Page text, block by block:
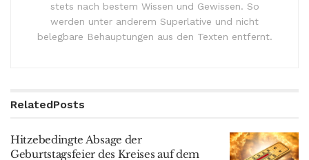
stets nach bestem Wissen und Gewissen. So
werden unter anderem Superlative und nicht
belegbare Behauptungen aus den Texten entfernt.
RelatedPosts
Hitzebedingte Absage der
Geburtstagsfeier des Kreises auf dem